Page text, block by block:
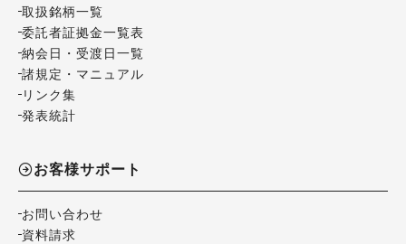
取扱銘柄一覧
委託者証拠金一覧表
納会日・受渡日一覧
諸規定・マニュアル
リンク集
発表統計
お客様サポート
お問い合わせ
資料請求